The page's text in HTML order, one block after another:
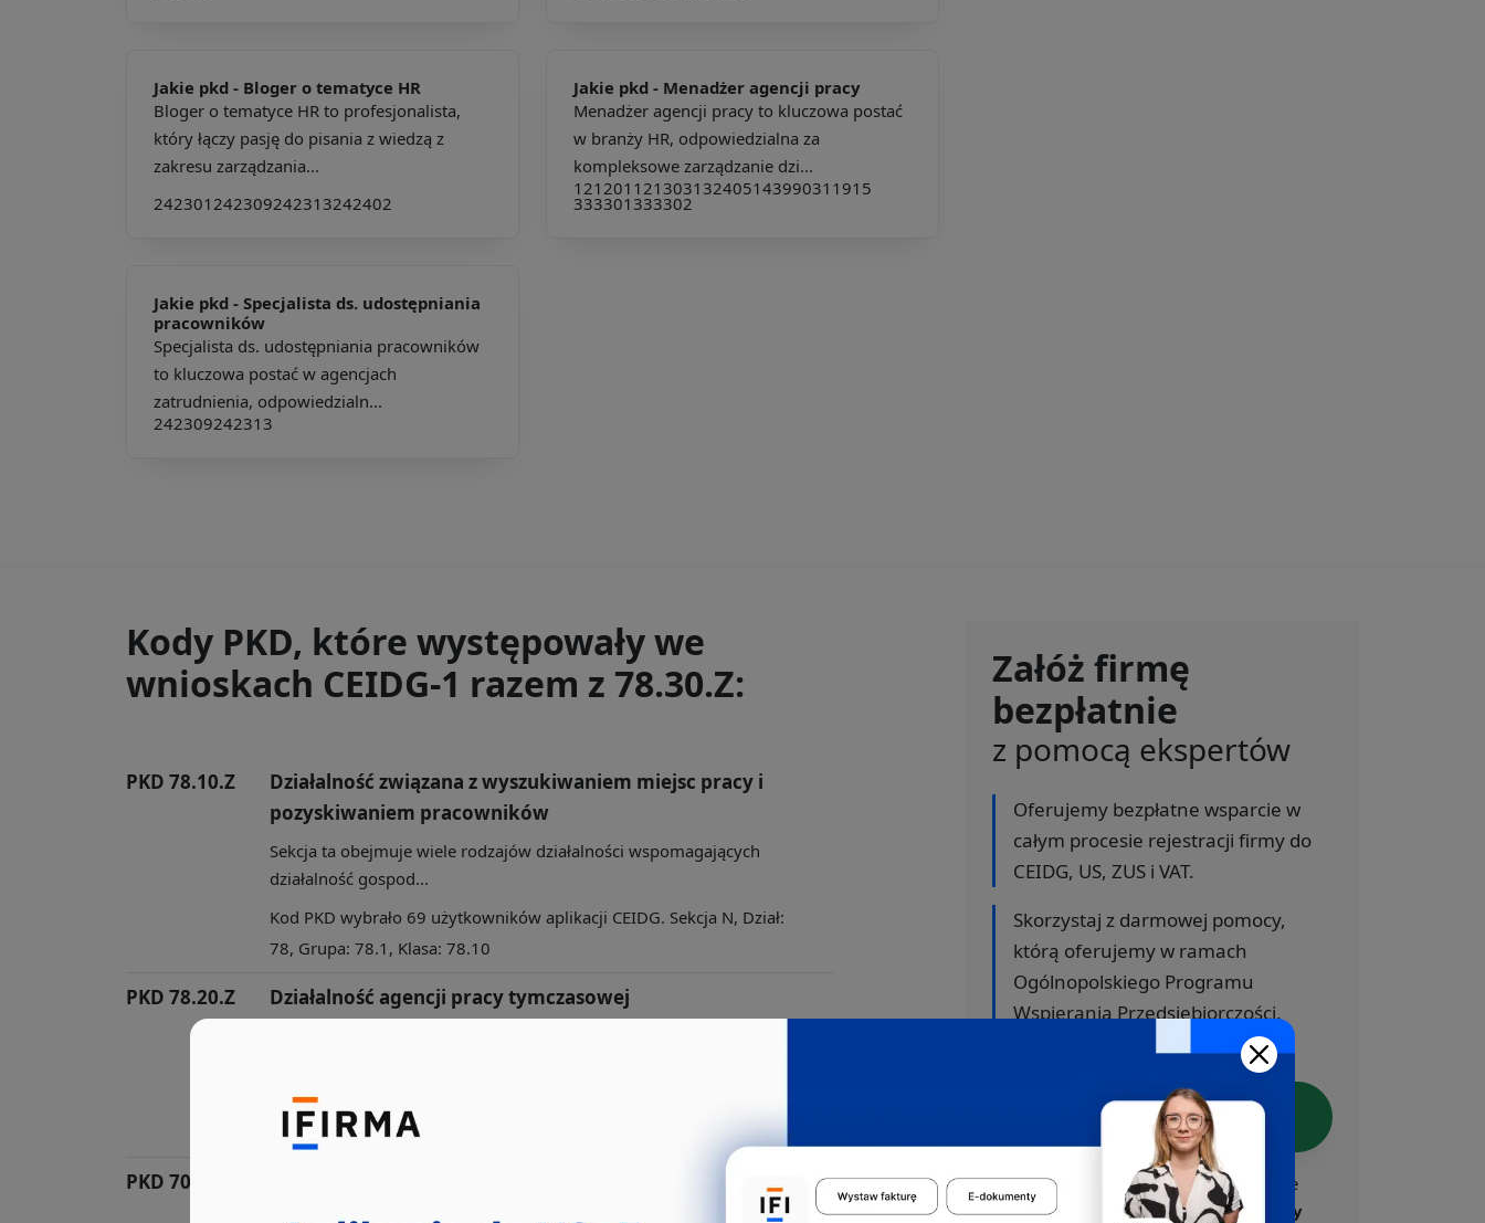
Jakie pkd - Bloger o tematyce HR
Bloger o tematyce HR to profesjonalista,
który łączy pasję do pisania z wiedzą z
zakresu zarządzania...
242301 242309242313242402
Jakie pkd - Menadżer agencji pracy
Menadżer agencji pracy to kluczowa postać
w branży HR, odpowiedzialna za
kompleksowe zarządzanie dzi...
121201 121303132405143990311915
333301333302
Jakie pkd - Specjalista ds. udostępniania
pracowników
Specjalista ds. udostępniania pracowników
to kluczowa postać w agencjach
zatrudnienia, odpowiedzialn...
242309242313
Kody PKD, które występowały we
wnioskach CEIDG-1 razem z 78.30.Z:
PKD 78.10.Z
Działalność związana z wyszukiwaniem miejsc pracy i
pozyskiwaniem pracowników
Sekcja ta obejmuje wiele rodzajów działalności wspomagających
działalność gospod...
Kod PKD wybrało 69 użytkowników aplikacji CEIDG. Sekcja N, Dział:
78, Grupa: 78.1, Klasa: 78.10
PKD 78.20.Z Działalność agencji pracy tymczasowej
Kod PKD wybrało 44 użytkowników aplikacji CEIDG. Sekcja N, Dział:
78, Grupa: 78.2, Klasa: 78.20
PKD 70.22.Z
Pozostałe doradztwo w zakresie prowadzenia działalności
Załóż firmę
bezpłatnie
z pomocą ekspertów
Oferujemy bezpłatne wsparcie w
całym procesie rejestracji firmy do
CEIDG, US, ZUS i VAT.
Skorzystaj z darmowej pomocy,
którą oferujemy w ramach
Ogólnopolskiego Programu
Wspierania Przedsiębiorczości.
Załóż firmę z ekspertem
Nasi eksperci odpowiedzą na Twoje
pytania.
Pomoc w rejestracji firmy